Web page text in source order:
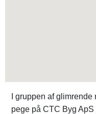
I gruppen af
pege på CTC Byg